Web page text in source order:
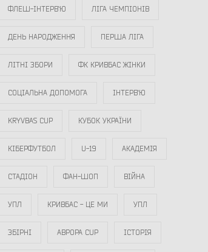
ФЛЕШ-ІНТЕРВ`Ю ЛІГА ЧЕМПІОНІВ
ДЕНЬ НАРОДЖЕННЯ ПЕРША ЛІГА
ЛІТНІ ЗБОРИ ФК КРИВБАС ЖІНКИ
СОЦІАЛЬНА ДОПОМОГА ІНТЕРВ`Ю
KRYVBAS CUP КУБОК УКРАЇНИ
КІБЕРФУТБОЛ U-19 АКАДЕМІЯ
СТАДІОН ФАН-ШОП ВІЙНА
УПЛ КРИВБАС - ЦЕ МИ УПЛ
ЗБІРНІ АВРОРА CUP ІСТОРІЯ